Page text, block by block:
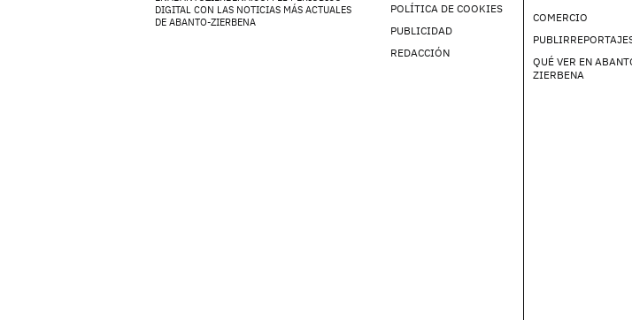
DIGITAL CON LAS NOTICIAS MÁS ACTUALES
DE ABANTO-ZIERBENA
POLÍTICA DE COOKIES
PUBLICIDAD
REDACCIÓN
COMERCIO
QUÉ VER EN
ZIERBENA